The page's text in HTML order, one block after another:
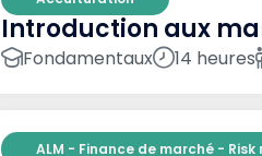
Introduction aux
Fondamentaux 14 heures
ALM - Finance de marché -